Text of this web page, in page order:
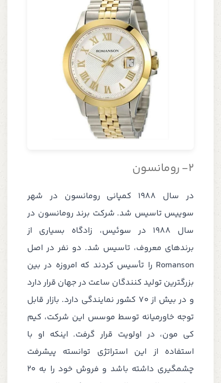
2- رومانسون
در سال 1988 کمپانی رومانسون در شهر
سوییس تاسیس شد. شرکت برند رومانسون در
سال 1988 در سوئیس، زادگاه بسیاری از
برندهای معروف، تاسیس شد. دو نفر در اصل
Romanson را تأسیس کردند که امروزه در بین
بزرگترین تولید کنندگان ساعت در جهان قرار دارد
و در بیش از 70 کشور نمایندگی دارد. بازار قابل
توجه خاورمیانه توسط موسس این شرکت، کیم
کی مون، در اولویت قرار گرفت. اینکه او با
استفاده از این استراتژی توانسته پیشرفت
چشمگیری داشته باشد و فروش خود را به 20